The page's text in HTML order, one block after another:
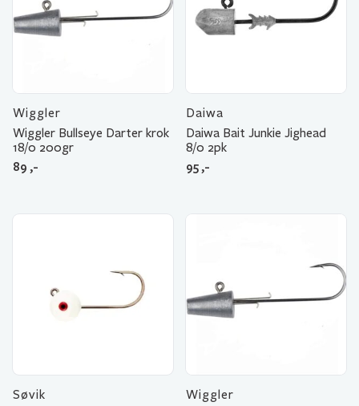
Wiggler
Wiggler Bullseye Darter krok
18/0 200gr
89 ,-
Daiwa
Daiwa Bait Junkie Jighead
8/0 2pk
95 ,-
Søvik
Wiggler